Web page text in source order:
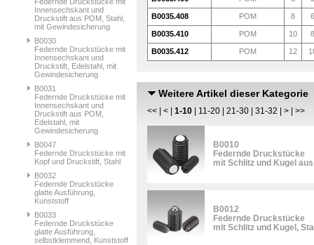
Innensechskant und
Druckstift aus POM, Stahl,
mit Gewindesicherung
B0030
Federnde Druckstücke mit
Innensechskant und
Druckstift, Edelstahl, mit
Gewindesicherung
B0031
Federnde Druckstücke mit
Innensechskant und
Druckstift aus POM,
Edelstahl, mit
Gewindesicherung
B0047
Federnde Druckstücke mit
Kopf und Druckstift, Stahl
B0032
Federnde Druckstücke
glatte Ausführung,
Kunststoff
B0033
Federnde Druckstücke
glatte Ausführung,
selbstklemmend, Kunststoff
B0035.408 POM 8 6
B0035.410 POM 10 8
B0035.412 POM 12
Weitere Artikel dieser Kategorie
<< < 1-10 11-20 21-30 31-32 > >>
B0010
Federnde Druckstücke
mit Schlitz und Kugel aus
B0012
Federnde Druckstücke
mit Schlitz und Kugel,